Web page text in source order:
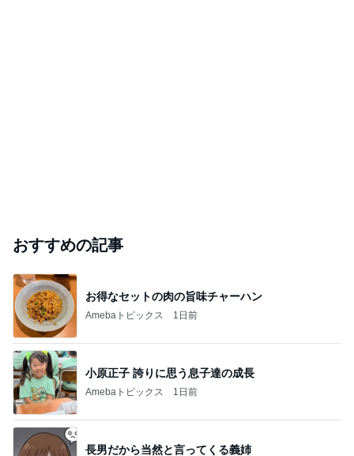
おすすめの記事
お得なセットの肉の旨味チャーハン
Amebaトピックス 1日前
小原正子 誇りに思う息子達の成長
Amebaトピックス 1日前
長男だから当然と言ってくる義姉